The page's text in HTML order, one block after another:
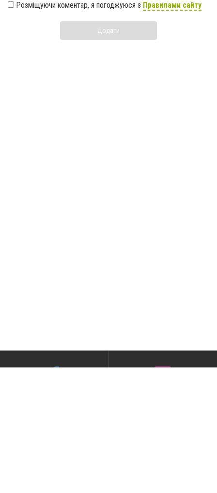
Розміщуючи коментар, я погоджуюся з Правилами сайту
Додати